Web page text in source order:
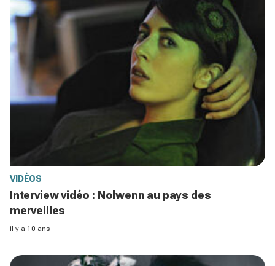
VIDÉOS
Interview vidéo : Nolwenn au pays des
merveilles
il y a 10 ans